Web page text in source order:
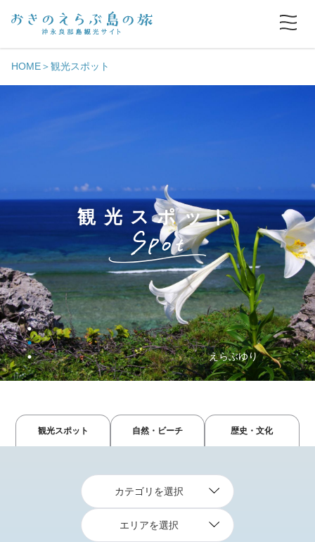
HOME 観光スポット
観光スポット
ビーチ
えらぶゆり
観光スポット 自然・ビーチ 歴史・文化
カテゴリを選択
エリアを選択